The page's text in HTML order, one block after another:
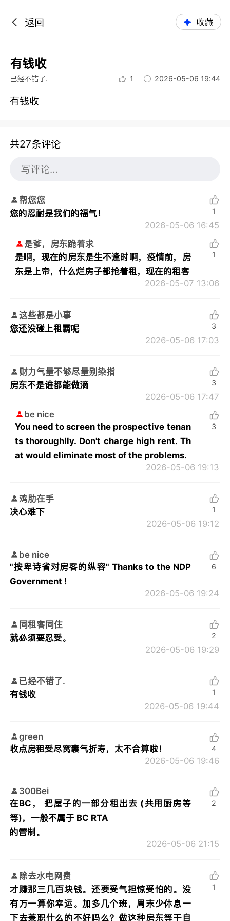
返回 收藏
有钱收
已经不错了. 1 2026-05-06 19:44
有钱收
共27条评论
帮您您
您的忍耐是我们的福气！
2026-05-06 16:45
1
是爹，房东跪着求
是啊，现在的房东是生不逢时啊，疫情前，房
东是上帝，什么烂房子都抢着租，现在的租客
2026-05-07 13:06
1
这些都是小事
您还没碰上租霸呢
2026-05-06 17:03
3
财力气量不够尽量别染指
房东不是谁都能做滴
2026-05-06 17:47
3
be nice
You need to screen the prospective tenan
ts thoroughlly. Don't charge high rent. Th
at would eliminate most of the problems.
2026-05-06 19:13
3
鸡肋在手
决心难下
2026-05-06 19:12
1
be nice
"按卑诗省对房客的纵容" Thanks to the NDP
Government !
2026-05-06 19:24
6
同租客同住
就必须要忍受。
2026-05-06 19:29
2
已经不错了.
有钱收
2026-05-06 19:44
1
green
收点房租受尽窝囊气折寿，太不合算啦！
2026-05-06 19:46
4
300Bei
在BC， 把屋子的一部分租出去 (共用厨房等
等)，一般不属于 BC RTA
的管制。
2026-05-06 21:15
2
除去水电网费
才赚那三几百块钱。还要受气担惊受怕的。没
有万一算你幸运。加多几个班，周末少休息一
下去兼职什么的不好吗么？做这种房东等于自
1